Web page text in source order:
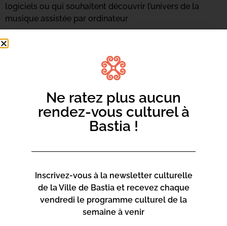
logiciels ou qui souhaitent découvrir l’univers de la
musique assistée par ordinateur
Inscriptions et renseignements au 06 73 68 89 18 ou
mail ici.
Ne ratez plus aucun
rendez-vous culturel à
Bastia !
Inscrivez-vous à la newsletter culturelle
de la Ville de Bastia et recevez chaque
vendredi le programme culturel de la
semaine à venir